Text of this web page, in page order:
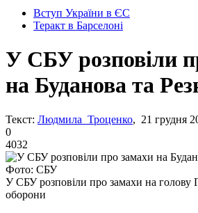
Вступ України в ЄС
Теракт в Барселоні
У СБУ розповіли
на Буданова та
Текст: Людмила Троценко, 21 грудня
0
4032
Фото: СБУ
У СБУ розповіли про замахи на голову
оборони